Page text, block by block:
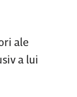
ale
a lui